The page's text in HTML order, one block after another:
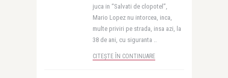
juca in “Salvati de clopotel”,
Mario Lopez nu intorcea, inca,
multe priviri pe strada, insa azi, la
38 de ani, cu siguranta ..
CITEȘTE ÎN CONTINUARE